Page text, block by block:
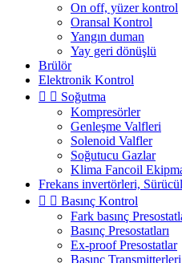
On off, yüzer kontrol
Oransal Kontrol
Yangın duman
Yay geri dönüşlü
Brülör
Elektronik Kontrol
  Soğutma
Kompresörler
Genleşme Valfleri
Solenoid Valfler
Soğutucu Gazlar
Klima Fancoil
Frekans invertörleri,
  Basınç Kontrol
Fark basınç
Basınç Presostatları
Ex-proof Presostatlar
Basınç Transmitterleri